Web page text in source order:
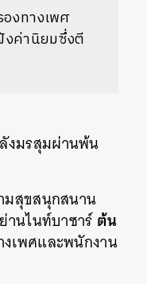
งทางเพศ
ค่านิยมซึ่งตี
งมรสุมผ่านพ้น
มสุขสนุกสนาน
านไนท์บาซาร์ต้น
เพศและพนักงาน